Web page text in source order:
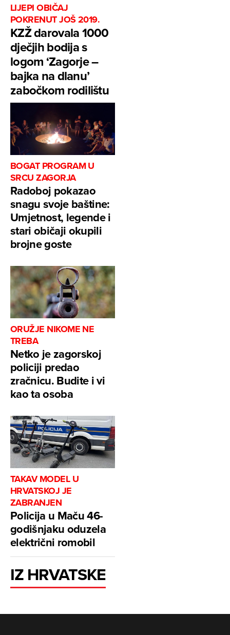
LIJEPI OBIČAJ
POKRENUT JOŠ 2019.
KZŽ darovala 1000
dječjih bodija s
logom ‘Zagorje –
bajka na dlanu’
zabočkom rodilištu
BOGAT PROGRAM U
SRCU ZAGORJA
Radoboj pokazao
snagu svoje baštine:
Umjetnost, legende i
stari običaji okupili
brojne goste
ORUŽJE NIKOME NE
TREBA
Netko je zagorskoj
policiji predao
zračnicu. Budite i vi
kao ta osoba
TAKAV MODEL U
HRVATSKOJ JE
ZABRANJEN
Policija u Maču 46-
godišnjaku oduzela
električni romobil
IZ HRVATSKE